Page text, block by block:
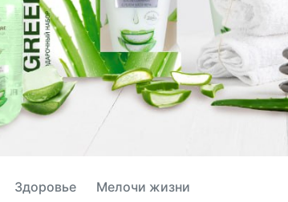
Здоровье Мелочи жизни